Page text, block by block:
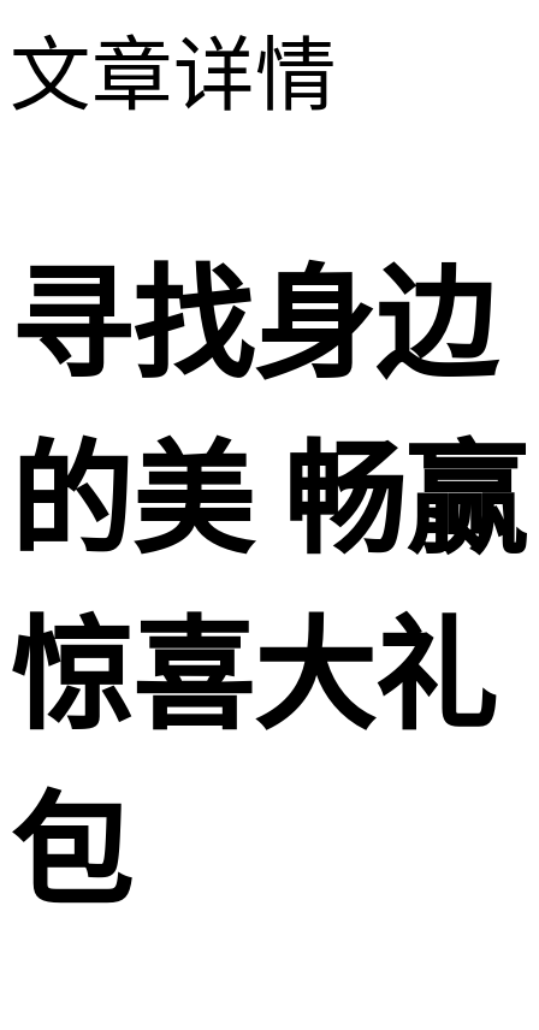
文章详情
寻找身边
的美 畅赢
惊喜大礼
包